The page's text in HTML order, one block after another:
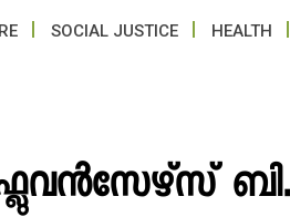
SOCIAL JUSTICE HEALTH